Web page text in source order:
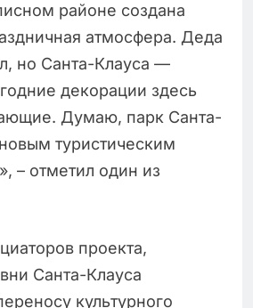
районе создана
атмосфера. Деда
но Санта-Клауса —
декорации здесь
Думаю, парк Санта-
туристическим
– отметил один из
проекта,
Санта-Клауса
культурного